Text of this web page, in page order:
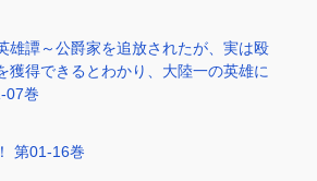
譚～公爵家を追放されたが、実は殴
獲得できるとわかり、大陸一の英雄に
07巻
第01-16巻